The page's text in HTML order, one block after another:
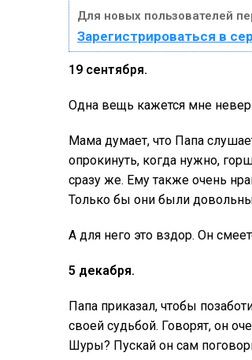
Для новых пользователей
Зарегистрироваться в
19 сентября.
Одна вещь кажется мне
Мама думает, что Папа
опрокинуть, когда нужно,
сразу же. Ему также очень
Только бы они были
А для него это вздор. Он
5 декабря.
Папа приказал, чтобы
своей судьбой. Говорят, он
Шуры? Пускай он сам